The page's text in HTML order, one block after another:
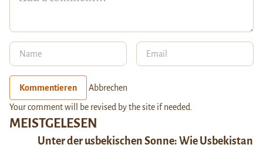
MEISTGELESEN
Unter der usbekischen Sonne: Wie Usbekistan
Kommentieren Abbrechen
Your comment will be revised by the site if needed.